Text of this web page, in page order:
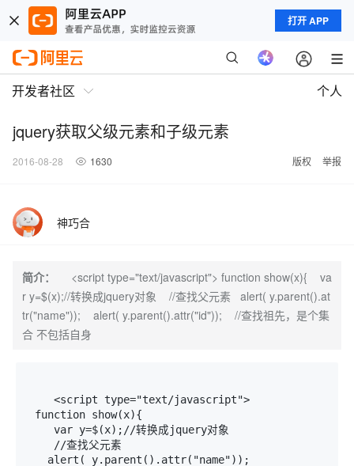
打开 APP
开发者社区 个人
jquery获取父级元素和子级元素
2016-08-28 1630 版权 举报
神巧合
简介：
<script type="text/javascript"> function show(x){ va
r y=$(x);//转换成jquery对象 //查找父元素 alert( y.parent().at
tr("name")); alert( y.parent().attr("id")); //查找祖先，是个集
合 不包括自身
<script type="text/javascript">
function show(x){
var y=$(x);//转换成jquery对象
//查找父元素
alert( y.parent().attr("name"));